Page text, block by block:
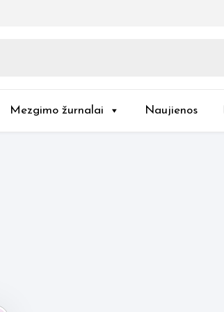
Mezgimo žurnalai Naujienos